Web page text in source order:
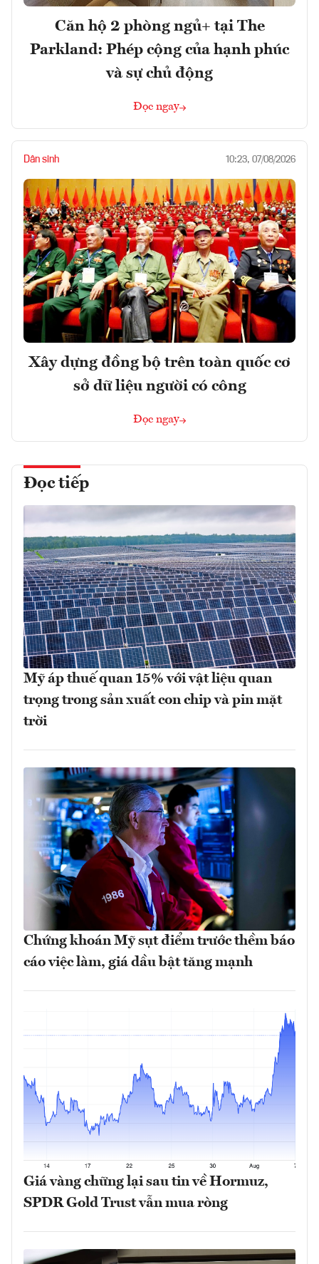
Căn hộ 2 phòng ngủ+ tại The
Parkland: Phép cộng của hạnh phúc
và sự chủ động
Đọc ngay
Dân sinh 10:23, 07/08/2026
Xây dựng đồng bộ trên toàn quốc cơ
sở dữ liệu người có công
Đọc ngay
Đọc tiếp
Mỹ áp thuế quan 15% với vật liệu quan
trọng trong sản xuất con chip và pin mặt
trời
Chứng khoán Mỹ sụt điểm trước thềm báo
cáo việc làm, giá dầu bật tăng mạnh
Giá vàng chững lại sau tin về Hormuz,
SPDR Gold Trust vẫn mua ròng